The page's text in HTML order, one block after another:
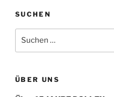
SUCHEN
nach:
ÜBER UNS